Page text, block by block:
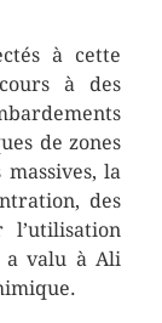
à cette
à des
de zones
la
des
l’utilisation
a valu à Ali